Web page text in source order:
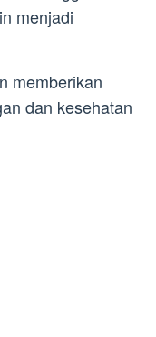
menjadi
memberikan
dan kesehatan